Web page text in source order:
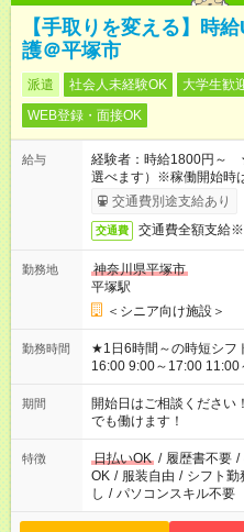
【手取りを変える】時
護＠平塚市
派遣 社会人未経験OK 大学生歓
WEB登録・面接OK
給与
経験者：時給1800円～
選べます）※稼働開始時
す。交通費別途支給あり
交通費 交通費全額支給
勤務地
神奈川県平塚市
平塚駅
＜シニア向け施設＞
勤務時間
★1日6時間～の時短シフトOK ★スタート時間選べま
16:00 9:00～17:00 11:00～
場合、他のお仕事と合わ
ん ※法令に基づき、週20
となります ※労働者派遣
短時間・短期間の就業は
期間
開始日はご相談くださ
でも働けます！
特徴 日払いOK / 履歴書不要 /
OK / 服装自由 / シフト勤
し / パソコンスキル不要